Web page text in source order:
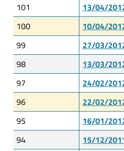
101
13/04/
100
10/04/
99
27/03/
98
13/03/
97
24/02/
96
22/02/
95
16/01/
94
15/12/